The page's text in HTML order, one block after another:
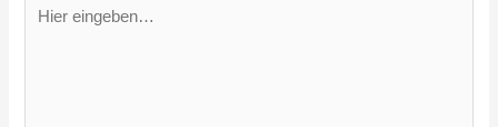
eingeben…